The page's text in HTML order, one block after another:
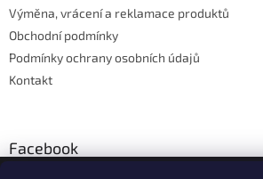
Výměna, vrácení a reklamace produktů
Obchodní podmínky
Podmínky ochrany osobních údajů
Kontakt
Facebook